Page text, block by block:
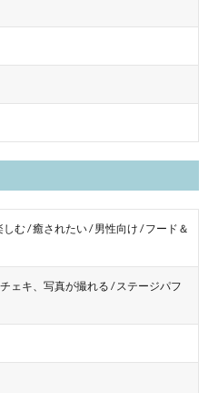
む / 癒されたい / 男性向け / フード＆
ェキ、写真が撮れる / ステージパフ